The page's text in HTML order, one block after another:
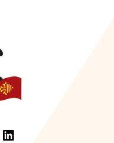
LinkedIn